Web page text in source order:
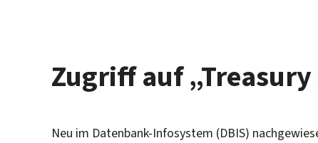
Zugriff auf
Neu im Datenbank-Infosystem (DBIS)